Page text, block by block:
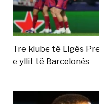
Tre klube të Ligës
e yllit të Barcelonës